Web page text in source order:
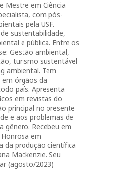
Mestre em Ciência
com pós-
pela USF.
sustentabilidade,
e pública. Entre os
Gestão ambiental,
turismo sustentável
ambiental. Tem
órgãos da
país. Apresenta
em revistas do
principal no presente
e aos problemas de
gênero. Recebeu em
em
da produção científica
Mackenzie. Seu
(agosto/2023)